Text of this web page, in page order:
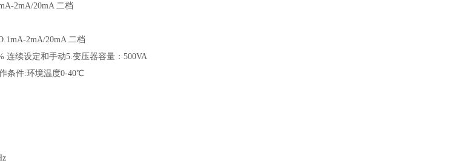
2mA/20mA 二档
2mA/20mA 二档
连续设定和手动5.变压器容量：500VA
条件:环境温度0-40℃